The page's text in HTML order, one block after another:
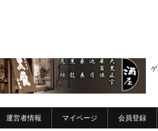
運営者情報 マイページ 会員登録